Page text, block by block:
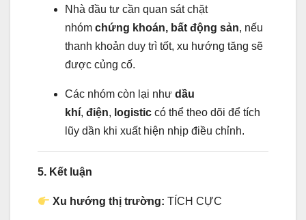
Nhà đầu tư cần quan sát chặt
nhóm chứng khoán, bất động sản, nếu
thanh khoản duy trì tốt, xu hướng tăng sẽ
được củng cố.
Các nhóm còn lại như dầu
khí, điện, logistic có thể theo dõi để tích
lũy dần khi xuất hiện nhịp điều chỉnh.
5. Kết luận
Xu hướng thị trường: TÍCH CỰC